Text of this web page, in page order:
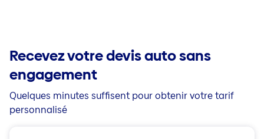
Recevez votre devis auto sans
engagement
Quelques minutes suffisent pour obtenir votre tarif
personnalisé